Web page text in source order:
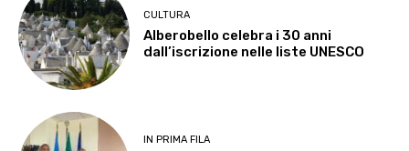
CULTURA
Alberobello celebra i 30 anni
dall’iscrizione nelle liste UNESCO
IN PRIMA FILA